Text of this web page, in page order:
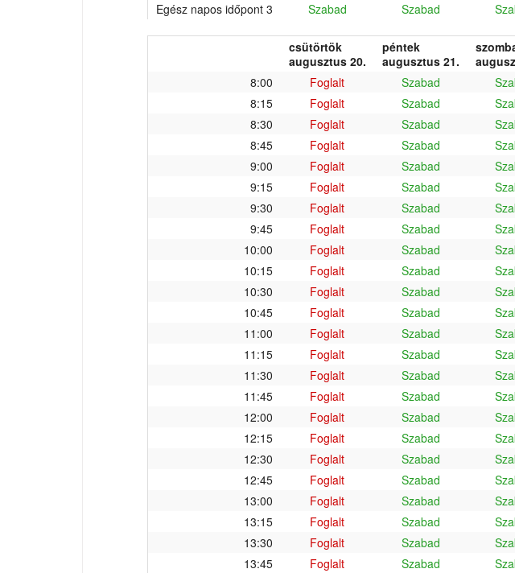
Egész napos időpont 3
Szabad Szabad
csütörtök
augusztus 20.
péntek
augusztus 21.
8:00
Foglalt Szabad
8:15
Foglalt Szabad
8:30
Foglalt Szabad
8:45
Foglalt Szabad
9:00
Foglalt Szabad
9:15
Foglalt Szabad
9:30
Foglalt Szabad
9:45
Foglalt Szabad
10:00
Foglalt Szabad
10:15
Foglalt Szabad
10:30
Foglalt Szabad
10:45
Foglalt Szabad
11:00
Foglalt Szabad
11:15
Foglalt Szabad
11:30
Foglalt Szabad
11:45
Foglalt Szabad
12:00
Foglalt Szabad
12:15
Foglalt Szabad
12:30
Foglalt Szabad
12:45
Foglalt Szabad
13:00
Foglalt Szabad
13:15
Foglalt Szabad
13:30
Foglalt Szabad
13:45
Foglalt Szabad